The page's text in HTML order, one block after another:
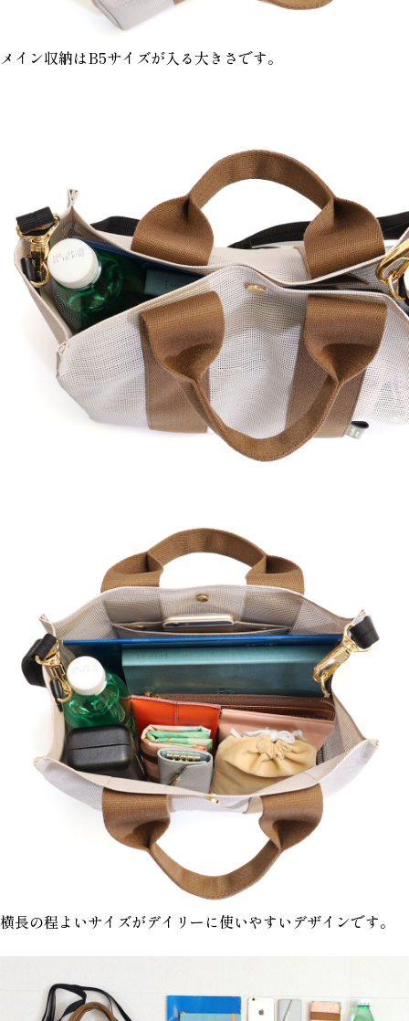
メイン収納はB5サイズが入る大きさです。
横長の程よいサイズがデイリーに使いやすいデザインです。